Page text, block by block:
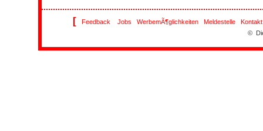
[ Feedback Jobs WerbemÃ¶glichkeiten Meldestelle
Kontakt
©